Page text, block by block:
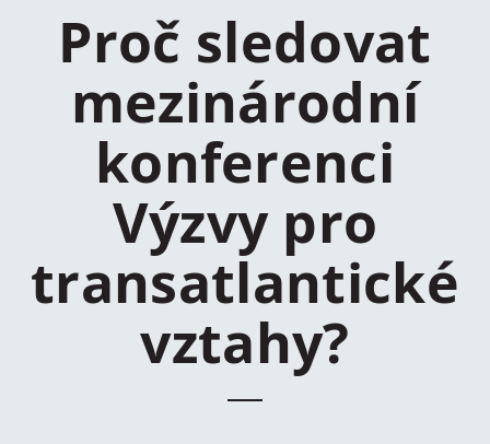
Proč sledovat
mezinárodní
konferenci
Výzvy pro
transatlantické
vztahy?